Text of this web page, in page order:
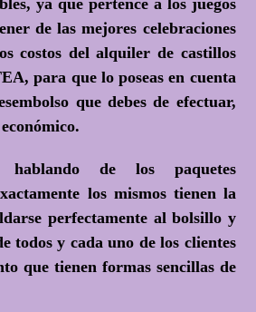
ya que pertence a los juegos
de las mejores celebraciones
costos del alquiler de castillos
para que lo poseas en cuenta
que debes de efectuar,
hablando de los paquetes
los mismos tienen la
perfectamente al bolsillo y
todos y cada uno de los clientes
que tienen formas sencillas de